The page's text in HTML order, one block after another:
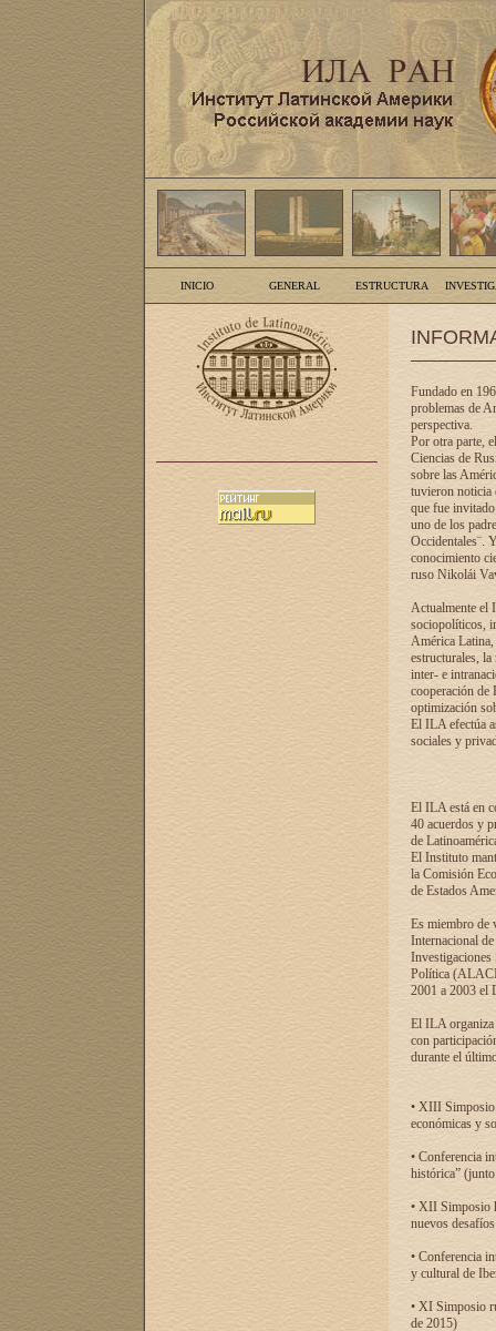
INICIO GENERAL ESTRUCTURA
Fundado en
problemas de
perspectiva.
Por otra parte,
Ciencias de
sobre las
tuvieron noticia
que fue
uno de los
Occidentales¨.
conocimiento
ruso Nikolái
Actualmente el
sociopolíticos,
América Latina,
estructurales,
inter- e
cooperación de
optimización
El ILA efectúa
sociales y
El ILA está en
40 acuerdos y
de
El Instituto
la Comisión
de Estados
Es miembro de
Internacional
Investigaciones
Política
2001 a 2003 el
El ILA organiza
con
durante el
• XIII Simposio
económicas y
• Conferencia
histórica”
• XII Simposio
nuevos
• Conferencia
y cultural de
• XI Simposio
de 2015)